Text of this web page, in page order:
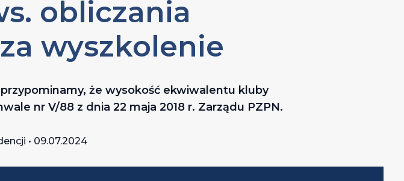
obliczania
wyszkolenie
że wysokość ekwiwalentu kluby
nr V/88 z dnia 22 maja 2018 r. Zarządu PZPN.
• 09.07.2024